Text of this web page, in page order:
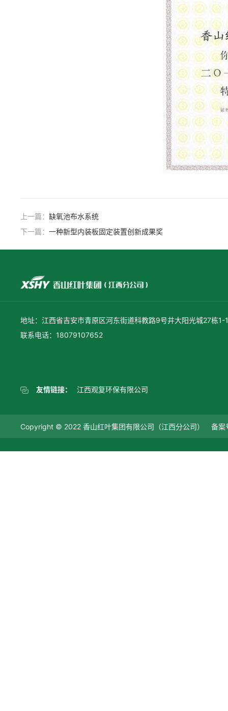
上一篇： 缺氧池布水系统
下一篇： 一种新型内装板固定装置创新成果奖
地址：江西省吉安市青原区河东街道科教路9号井大阳光城27栋1-
联系电话：18079107652
友情链接： 江西观复环保有限公司
Copyright © 2022 香山红叶集团有限公司（江西分公司） 备案